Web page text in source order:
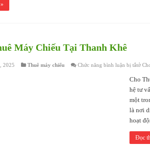
Máy Chiếu Tại Thanh Khê
2025 Thuê máy chiếu Chức năng bình luận bị tắtở
Cho
hệ tư
một
là nơi
hoạt
Đọc